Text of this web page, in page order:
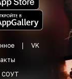
VK
СОУТ